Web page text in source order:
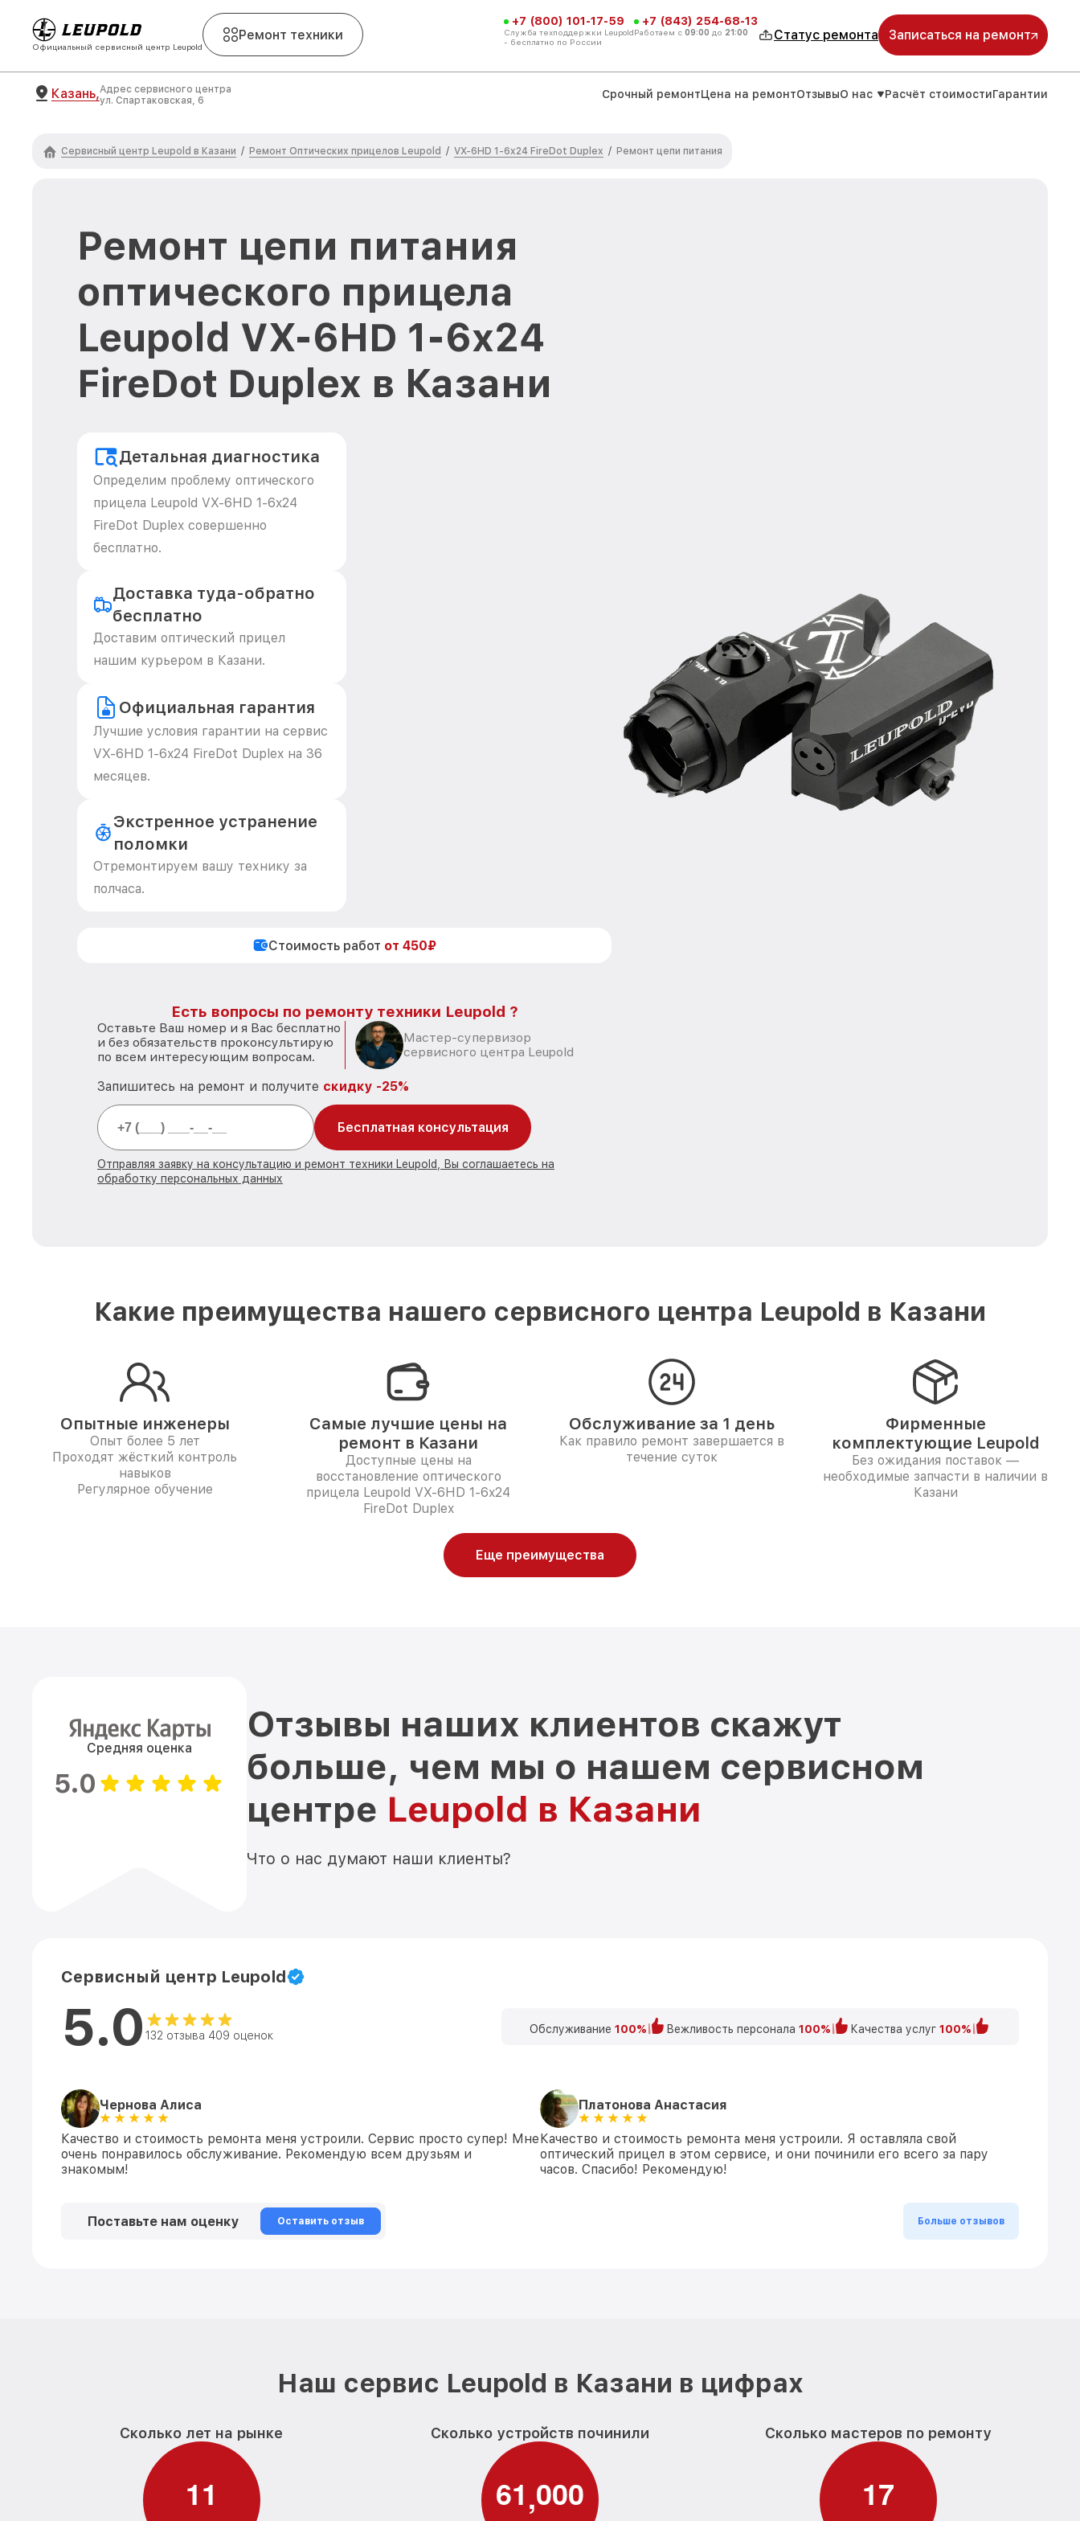
Официальный сервисный центр Leupold
Ремонт техники
+7 (800) 101-17-59
Служба техподдержки Leupold
- бесплатно по России
+7 (843) 254-68-13
Работаем с 09:00 до 21:00 Статус ремонта Записаться на ремонт
Казань,Адрес сервисного центра
ул. Спартаковская, 6
Срочный ремонтЦена на ремонтОтзывыО нас Расчёт стоимостиГарантии
Сервисный центр Leupold в Казани / Ремонт Оптических прицелов Leupold / VX-6HD 1-6x24 FireDot Duplex / Ремонт цепи питания
Ремонт цепи питания
оптического прицела
Leupold VX-6HD 1-6x24
FireDot Duplex в Казани
Детальная диагностика
Определим проблему оптического
прицела Leupold VX-6HD 1-6x24
FireDot Duplex совершенно
бесплатно.
Доставка туда-обратно
бесплатно
Доставим оптический прицел
нашим курьером в Казани.
Официальная гарантия
Лучшие условия гарантии на сервис
VX-6HD 1-6x24 FireDot Duplex на 36
месяцев.
Экстренное устранение
поломки
Отремонтируем вашу технику за
полчаса.
Стоимость работ от 450₽
Есть вопросы по ремонту техники Leupold ?
Оставьте Ваш номер и я Вас бесплатно
и без обязательств проконсультирую
по всем интересующим вопросам.
Мастер-супервизор
сервисного центра Leupold
Запишитесь на ремонт и получите скидку -25%
Бесплатная консультация
Отправляя заявку на консультацию и ремонт техники Leupold, Вы соглашаетесь на
обработку персональных данных
Какие преимущества нашего сервисного центра Leupold в Казани
Опытные инженеры
Опыт более 5 лет
Проходят жёсткий контроль
навыков
Регулярное обучение
Самые лучшие цены на
ремонт в Казани
Доступные цены на
восстановление оптического
прицела Leupold VX-6HD 1-6x24
FireDot Duplex
Обслуживание за 1 день
Как правило ремонт завершается в
течение суток
Фирменные
комплектующие Leupold
Без ожидания поставок —
необходимые запчасти в наличии в
Казани
Еще преимущества
Средняя оценка
5.0
Отзывы наших клиентов скажут
больше, чем мы о нашем сервисном
центре Leupold в Казани
Что о нас думают наши клиенты?
Сервисный центр Leupold
5.0 132 отзыва 409 оценок Обслуживание 100% Вежливость персонала 100% Качества услуг 100%
Чернова Алиса
Качество и стоимость ремонта меня устроили. Сервис просто супер! Мне
очень понравилось обслуживание. Рекомендую всем друзьям и
знакомым!
Платонова Анастасия
Качество и стоимость ремонта меня устроили. Я оставляла свой
оптический прицел в этом сервисе, и они починили его всего за пару
часов. Спасибо! Рекомендую!
Поставьте нам оценку Оставить отзыв Больше отзывов
Наш сервис Leupold в Казани в цифрах
Сколько лет на рынке
11
Сколько устройств починили
61,000
Сколько мастеров по ремонту
17